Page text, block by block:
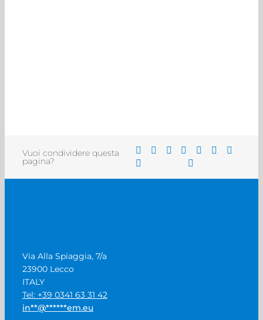
Vuoi condividere questa
pagina?
Via Alla Spiaggia, 7/a
23900 Lecco
ITALY
Tel: +39 0341 63 31 42
in**@******em.eu